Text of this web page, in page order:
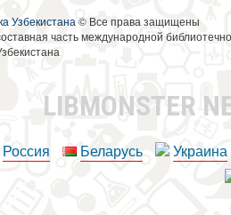
Узбекистана © Все права защищены
часть международной
LIBMONSTER
Россия Беларусь Украина